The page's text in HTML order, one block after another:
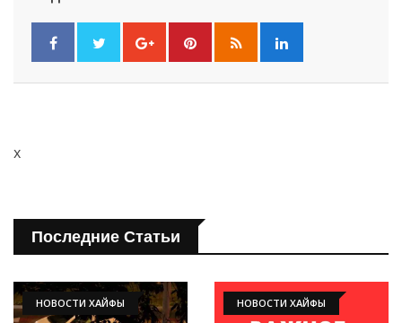
x
Последние Статьи
НОВОСТИ ХАЙФЫ НОВОСТИ ХАЙФЫ